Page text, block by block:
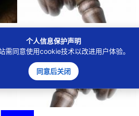
官
AI伪造变质图骗仅退款，商家如
何追责维权？
个人信息保护声明
需同意使用cookie技术以改进用户体验。
同意后关闭